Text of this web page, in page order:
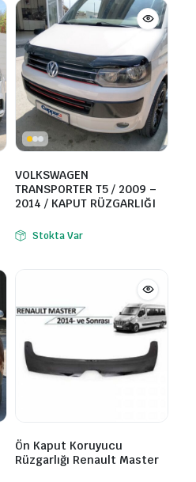
VOLKSWAGEN
TRANSPORTER T5 / 2009 –
2014 / KAPUT RÜZGARLIĞI
Stokta Var
Ön Kaput Koruyucu
Rüzgarlığı Renault Master